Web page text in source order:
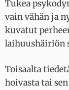
Tukea
vain vähän ja
kuvatut
laihuushäiriön
Toisaalta
hoivasta tai